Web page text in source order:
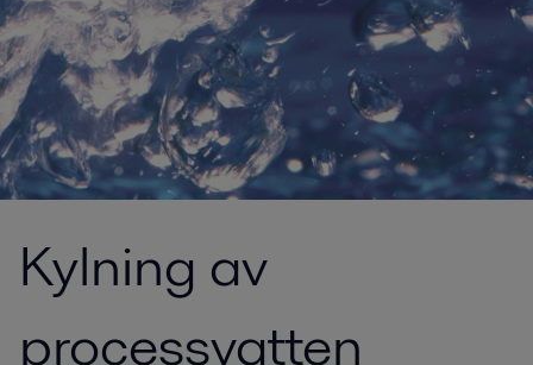
Kylning av
processvatten